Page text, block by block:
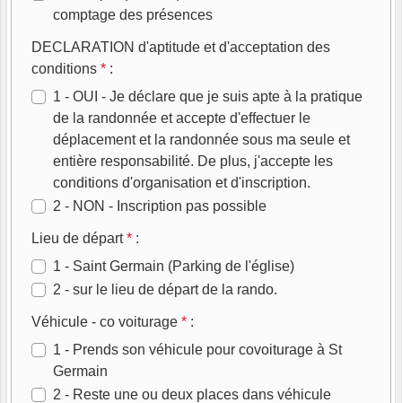
comptage des présences
DECLARATION d'aptitude et d'acceptation des
conditions * :
1 - OUI - Je déclare que je suis apte à la pratique
de la randonnée et accepte d'effectuer le
déplacement et la randonnée sous ma seule et
entière responsabilité. De plus, j'accepte les
conditions d'organisation et d'inscription.
2 - NON - Inscription pas possible
Lieu de départ* :
1 - Saint Germain (Parking de l'église)
2 - sur le lieu de départ de la rando.
Véhicule - co voiturage * :
1 - Prends son véhicule pour covoiturage à St
Germain
2 - Reste une ou deux places dans véhicule